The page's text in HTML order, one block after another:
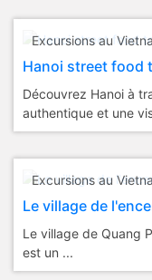
Excursions au
Hanoi street food
Découvrez Hanoi à
authentique et une
Excursions au
Le village de
Le village de Quang
est un ...